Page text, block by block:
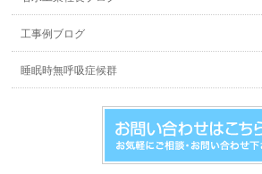
工事例ブログ
睡眠時無呼吸症候群